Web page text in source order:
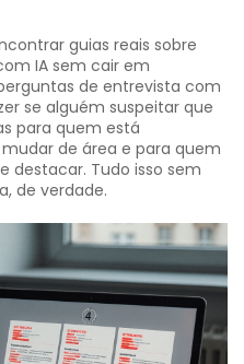
guias reais sobre
IA sem cair em
de entrevista com
se alguém suspeitar que
para quem está
de área e para quem
destacar. Tudo isso sem
de verdade.